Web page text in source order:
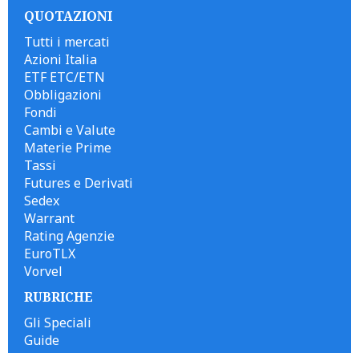
QUOTAZIONI
Tutti i mercati
Azioni Italia
ETF ETC/ETN
Obbligazioni
Fondi
Cambi e Valute
Materie Prime
Tassi
Futures e Derivati
Sedex
Warrant
Rating Agenzie
EuroTLX
Vorvel
RUBRICHE
Gli Speciali
Guide